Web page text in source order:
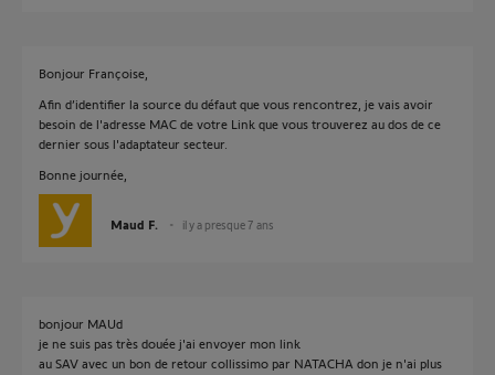
Bonjour Françoise,
Afin d’identifier la source du défaut que vous rencontrez, je vais avoir
besoin de l'adresse MAC de votre Link que vous trouverez au dos de ce
dernier sous l'adaptateur secteur.
Bonne journée,
Maud F. il y a presque 7 ans
bonjour MAUd
je ne suis pas très douée j'ai envoyer mon link
au SAV avec un bon de retour collissimo par NATACHA don je n'ai plus